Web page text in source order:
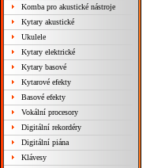
Komba pro akustické nástroje
Kytary akustické
Ukulele
Kytary elektrické
Kytary basové
Kytarové efekty
Basové efekty
Vokální procesory
Digitální rekordéry
Digitální piána
Klávesy